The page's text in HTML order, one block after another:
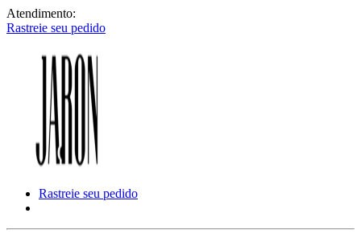
Atendimento:
Rastreie seu pedido
Rastreie seu pedido